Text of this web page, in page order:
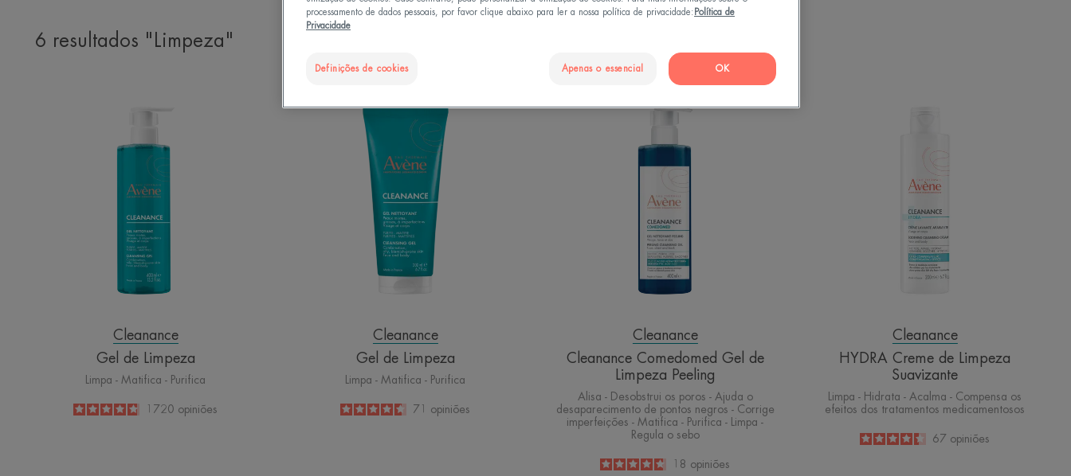
6 resultados "Limpeza"
Cleanance
Gel de Limpeza
Limpa - Matifica - Purifica
4.8
1720 opiniões
de
Limpeza
Cleanance
Gel de Limpeza
Limpa - Matifica - Purifica
4.6
/
5
71 opiniões
Comedomed
de
Cleanance
Cleanance Comedomed Gel de
Limpeza Peeling
Alisa - Desobstrui os poros - Ajuda o
desaparecimento de pontos negros - Corrige
imperfeições - Matifica - Purifica - Limpa -
Regula o sebo
4.7
18 opiniões
Limpeza
Suavizante
Cleanance
HYDRA Creme de Limpeza
Suavizante
Limpa - Hidrata - Acalma - Compensa os
efeitos dos tratamentos medicamentosos
4.4
/
5
67 opiniões
processamento de dados pessoais, por favor clique abaixo para ler a nossa política de privacidade: Política de
Privacidade
Definições de cookies Apenas o essencial OK